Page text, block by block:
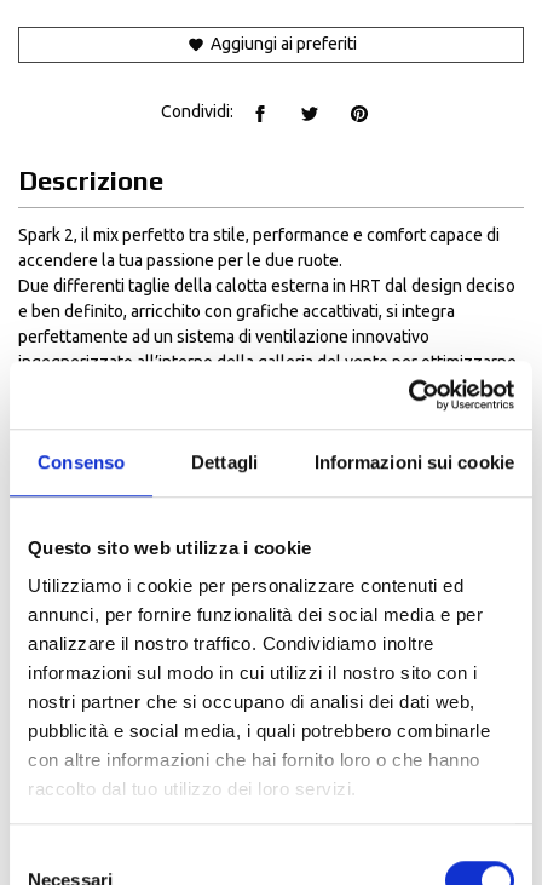
Consenso Dettagli Informazioni sui cookie
Questo sito web utilizza i cookie
Utilizziamo i cookie per personalizzare contenuti ed
annunci, per fornire funzionalità dei social media e per
analizzare il nostro traffico. Condividiamo inoltre
informazioni sul modo in cui utilizzi il nostro sito con i
nostri partner che si occupano di analisi dei dati web,
pubblicità e social media, i quali potrebbero combinarle
con altre informazioni che hai fornito loro o che hanno
raccolto dal tuo utilizzo dei loro servizi.
Necessari
Aggiungi ai preferiti
Condividi:
Descrizione
Spark 2, il mix perfetto tra stile, performance e comfort capace di
accendere la tua passione per le due ruote.
Due differenti taglie della calotta esterna in HRT dal design deciso
e ben definito, arricchito con grafiche accattivati, si integra
perfettamente ad un sistema di ventilazione innovativo
ingegnerizzato all’interno della galleria del vento per ottimizzarne
Per non perdere nemmeno il più piccolo dettaglio della tua
riduce al minimo il rischio di appannamento grazie alla pratica
Spark 2 di Airoh non scende a compromessi nemmeno quando si
interni realizzati con tessuti e trattamenti innovativi che
enfatizzano il comfort di calzata facendoti sentire totalmente a tuo
agio, libero di gustare fino in fondo qualsiasi viaggio, perfino il
tragitto che percorri quotidianamente.
Caratteristiche:
•Full Face dalle linee aggressive ed aerodinamiche
•Omologato ECE 2206
•Unisce sapientemente stile e performance
MATERIAL